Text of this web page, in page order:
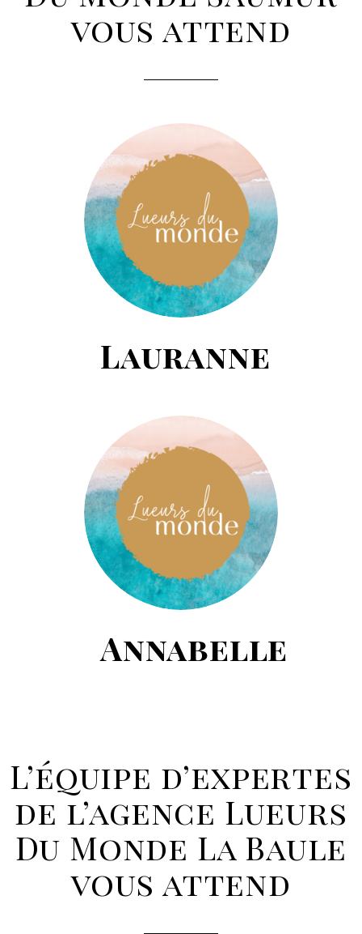
vous attend
Lauranne
Annabelle
L’équipe d’expertes
de l’agence Lueurs
Du Monde La Baule
vous attend